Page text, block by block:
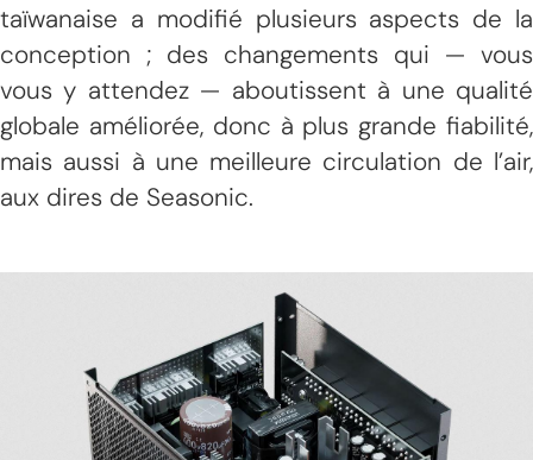
taïwanaise a modifié plusieurs aspects de la
conception ; des changements qui — vous
vous y attendez — aboutissent à une qualité
globale améliorée, donc à plus grande fiabilité,
mais aussi à une meilleure circulation de l’air,
aux dires de Seasonic.